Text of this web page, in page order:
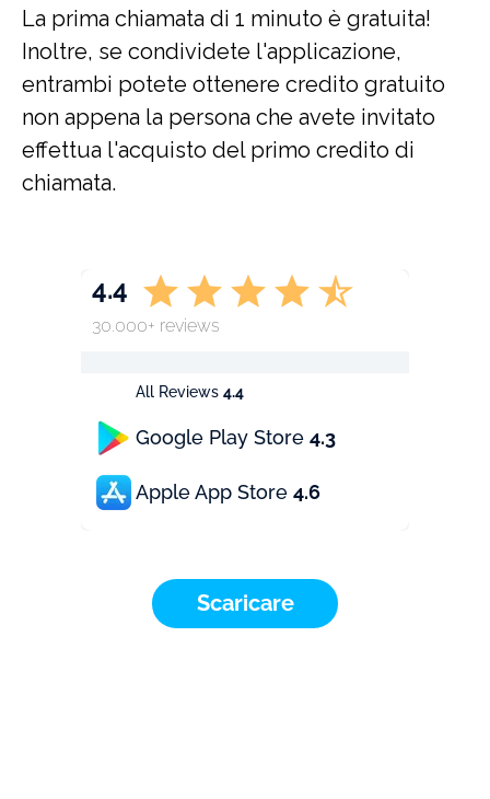
La prima chiamata di 1 minuto è gratuita!
Inoltre, se condividete l'applicazione,
entrambi potete ottenere credito gratuito
non appena la persona che avete invitato
effettua l'acquisto del primo credito di
chiamata.
All Reviews 4.4
Google Play Store 4.3
Apple App Store 4.6
4.4
30.000+ reviews
Scaricare